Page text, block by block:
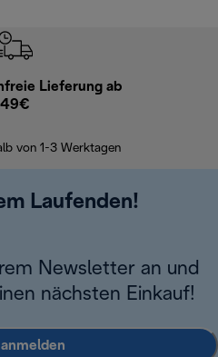
Lieferung ab
49€
von 1-3 Werktagen
Laufenden!
Newsletter an und
nächsten Einkauf!